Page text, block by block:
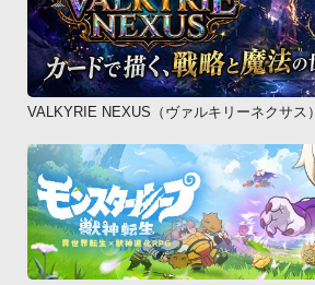
VALKYRIE NEXUS（ヴァルキリーネクサス）